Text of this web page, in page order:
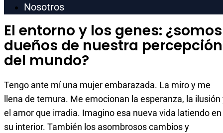
Nosotros
El entorno y los genes: ¿somos
dueños de nuestra percepción
del mundo?
Tengo ante mí una mujer embarazada. La miro y me
llena de ternura. Me emocionan la esperanza, la ilusión
el amor que irradia. Imagino esa nueva vida latiendo en
su interior. También los asombrosos cambios y